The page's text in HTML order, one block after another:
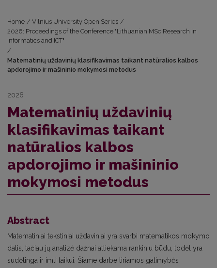
Home / Vilnius University Open Series /
2026: Proceedings of the Conference "Lithuanian MSc Research in
Informatics and ICT"
/
Matematinių uždavinių klasifikavimas taikant natūralios kalbos
apdorojimo ir mašininio mokymosi metodus
2026
Matematinių uždavinių
klasifikavimas taikant
natūralios kalbos
apdorojimo ir mašininio
mokymosi metodus
Abstract
Matematiniai tekstiniai uždaviniai yra svarbi matematikos mokymo
dalis, tačiau jų analizė dažnai atliekama rankiniu būdu, todėl yra
sudėtinga ir imli laikui. Šiame darbe tiriamos galimybės